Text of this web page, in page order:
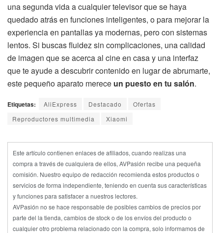
una segunda vida a cualquier televisor que se haya
quedado atrás en funciones inteligentes, o para mejorar la
experiencia en pantallas ya modernas, pero con sistemas
lentos. Si buscas fluidez sin complicaciones, una calidad
de imagen que se acerca al cine en casa y una interfaz
que te ayude a descubrir contenido en lugar de abrumarte,
este pequeño aparato merece un puesto en tu salón.
Etiquetas: AliExpress Destacado
Ofertas
Reproductores multimedia
Xiaomi
Este artículo contienen enlaces de afiliados, cuando realizas una
compra a través de cualquiera de ellos, AVPasión recibe una pequeña
comisión. Nuestro equipo de redacción recomienda estos productos o
servicios de forma independiente, teniendo en cuenta sus características
y funciones para satisfacer a nuestros lectores.
AVPasión no se hace responsable de posibles cambios de precios por
parte del la tienda, cambios de stock o de los envíos del producto o
cualquier otro problema relacionado con la compra, solo informamos de